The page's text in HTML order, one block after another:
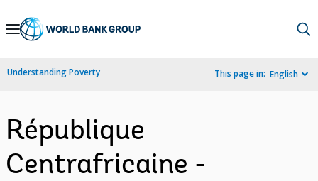
Skip
Navigation
Understanding Poverty This page in: English
République
Centrafricaine -